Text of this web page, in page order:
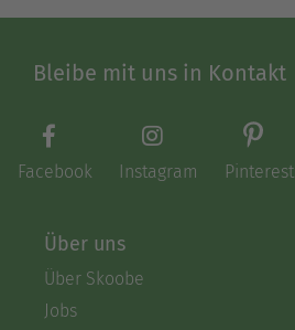
Bleibe mit uns in Kontakt
Facebook Instagram Pinterest
Über uns
Über Skoobe
Jobs